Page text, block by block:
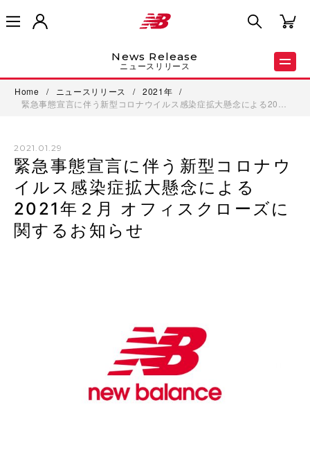
News Release
ニュースリリース
Home / ニュースリリース / 2021年
/
緊急事態宣言に伴う新型コロナウイルス感染症拡大懸念による20…
2021.01.29
緊急事態宣言に伴う新型コロナウ
イルス感染症拡大懸念による
2021年２月 オフィスクローズに
関するお知らせ